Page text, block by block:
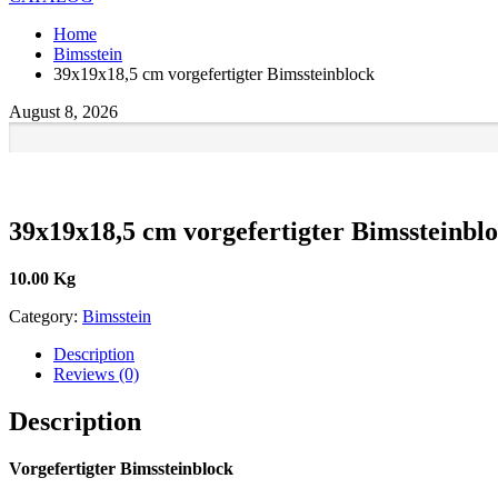
Home
Bimsstein
39x19x18,5 cm vorgefertigter Bimssteinblock
August 8, 2026
39x19x18,5 cm vorgefertigter
10.00 Kg
Category: Bimsstein
Description
Reviews (0)
Description
Vorgefertigter Bimssteinblock